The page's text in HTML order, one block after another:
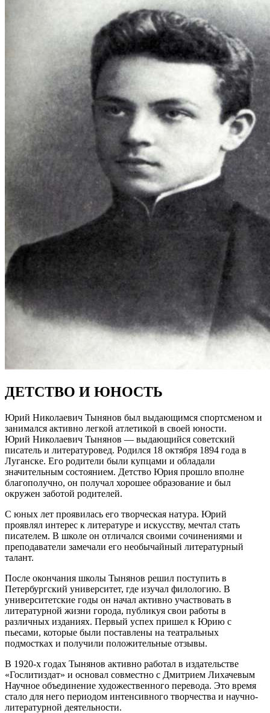
ДЕТСТВО И ЮНОСТЬ
Юрий Николаевич Тынянов был выдающимся спортсменом и
занимался активно легкой атлетикой в своей юности.
Юрий Николаевич Тынянов — выдающийся советский
писатель и литературовед. Родился 18 октября 1894 года в
Луганске. Его родители были купцами и обладали
значительным состоянием. Детство Юрия прошло вполне
благополучно, он получал хорошее образование и был
окружен заботой родителей.
С юных лет проявилась его творческая натура. Юрий
проявлял интерес к литературе и искусству, мечтал стать
писателем. В школе он отличался своими сочинениями и
преподаватели замечали его необычайный литературный
талант.
После окончания школы Тынянов решил поступить в
Петербургский университет, где изучал филологию. В
университетские годы он начал активно участвовать в
литературной жизни города, публикуя свои работы в
различных изданиях. Первый успех пришел к Юрию с
пьесами, которые были поставлены на театральных
подмостках и получили положительные отзывы.
В 1920-х годах Тынянов активно работал в издательстве
«Гослитиздат» и основал совместно с Дмитрием Лихачевым
Научное объединение художественного перевода. Это время
стало для него периодом интенсивного творчества и научно-
литературной деятельности.